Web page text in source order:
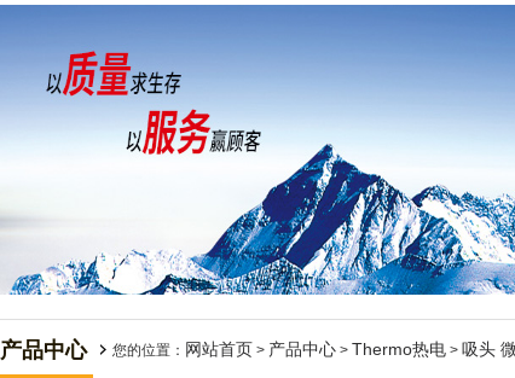
产品中心 您的位置： 网站首页 > 产品中心 > Thermo热电 > 吸头